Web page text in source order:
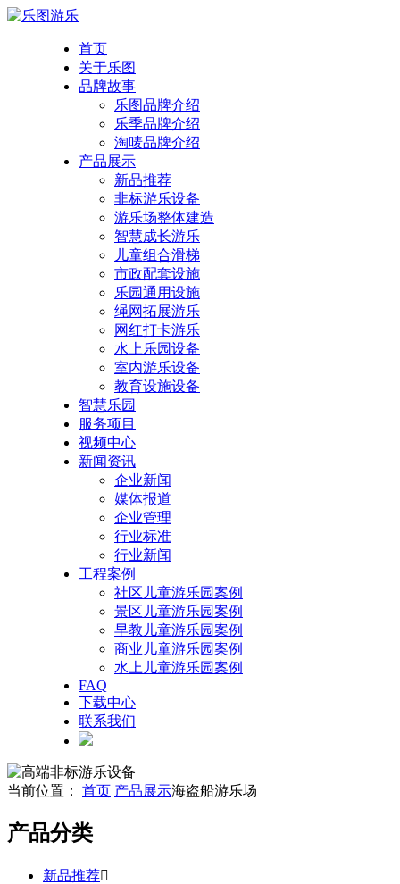
首页
关于乐图
品牌故事
乐图品牌介绍
乐季品牌介绍
淘唛品牌介绍
产品展示
新品推荐
非标游乐设备
游乐场整体建造
智慧成长游乐
儿童组合滑梯
市政配套设施
乐园通用设施
绳网拓展游乐
网红打卡游乐
水上乐园设备
室内游乐设备
教育设施设备
智慧乐园
服务项目
视频中心
新闻资讯
企业新闻
媒体报道
企业管理
行业标准
行业新闻
工程案例
社区儿童游乐园案例
景区儿童游乐园案例
早教儿童游乐园案例
商业儿童游乐园案例
水上儿童游乐园案例
FAQ
下载中心
联系我们
当前位置： 首页 产品展示海盗船游乐场
产品分类
新品推荐